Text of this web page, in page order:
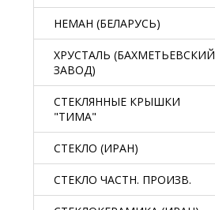
НЕМАН (БЕЛАРУСЬ)
ХРУСТАЛЬ (БАХМЕТЬЕВСКИЙ
ЗАВОД)
СТЕКЛЯННЫЕ КРЫШКИ
"ТИМА"
СТЕКЛО (ИРАН)
СТЕКЛО ЧАСТН. ПРОИЗВ.